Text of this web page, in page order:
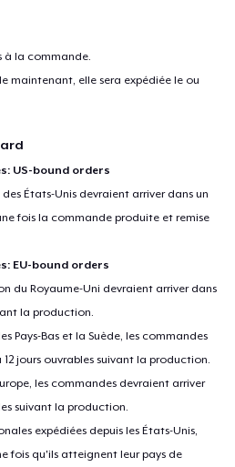
à la commande.
maintenant, elle sera expédiée le ou
US-bound orders
États-Unis devraient arriver dans un
fois la commande produite et remise
EU-bound orders
du Royaume-Uni devraient arriver dans
la production.
Pays-Bas et la Suède, les commandes
jours ouvrables suivant la production.
les commandes devraient arriver
suivant la production.
expédiées depuis les États-Unis,
fois qu'ils atteignent leur pays de